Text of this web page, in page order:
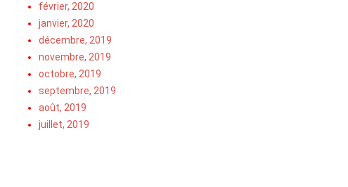
février, 2020
janvier, 2020
décembre, 2019
novembre, 2019
octobre, 2019
septembre, 2019
août, 2019
juillet, 2019